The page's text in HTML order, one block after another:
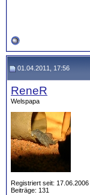
01.04.2011, 17:56
ReneR
Welspapa
Registriert seit: 17.06.2006
Beiträge: 131